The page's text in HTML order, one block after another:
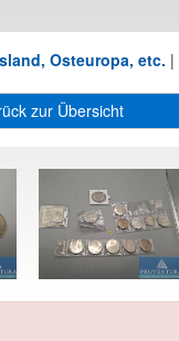
Osteuropa, etc. |
zur Übersicht